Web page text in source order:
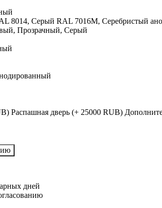
8014, Серый RAL 7016M, Серебристый
Прозрачный, Серый
Распашная дверь (+ 25000 RUB)
дней